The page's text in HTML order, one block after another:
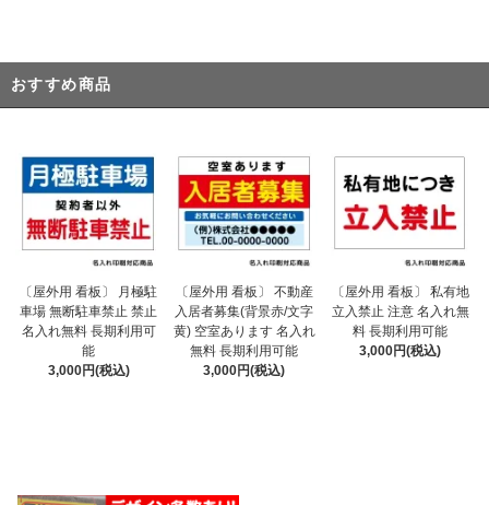
おすすめ商品
〔屋外用 看板〕 月極駐
車場 無断駐車禁止 禁止
名入れ無料 長期利用可
能
3,000円(税込)
〔屋外用 看板〕 不動産
入居者募集(背景赤/文字
黄) 空室あります 名入れ
無料 長期利用可能
3,000円(税込)
〔屋外用 看板〕 私有地
立入禁止 注意 名入れ無
料 長期利用可能
3,000円(税込)